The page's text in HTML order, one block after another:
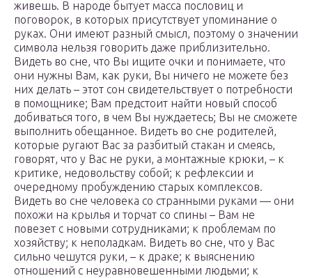
живешь. В народе бытует масса пословиц и
поговорок, в которых присутствует упоминание о
руках. Они имеют разный смысл, поэтому о значении
символа нельзя говорить даже приблизительно.
Видеть во сне, что Вы ищите очки и понимаете, что
они нужны Вам, как руки, Вы ничего не можете без
них делать – этот сон свидетельствует о потребности
в помощнике; Вам предстоит найти новый способ
добиваться того, в чем Вы нуждаетесь; Вы не сможете
выполнить обещанное. Видеть во сне родителей,
которые ругают Вас за разбитый стакан и смеясь,
говорят, что у Вас не руки, а монтажные крюки, – к
критике, недовольству собой; к рефлексии и
очередному пробуждению старых комплексов.
Видеть во сне человека со странными руками — они
похожи на крылья и торчат со спины – Вам не
повезет с новыми сотрудниками; к проблемам по
хозяйству; к неполадкам. Видеть во сне, что у Вас
сильно чешутся руки, – к драке; к выяснению
отношений с неуравновешенными людьми; к